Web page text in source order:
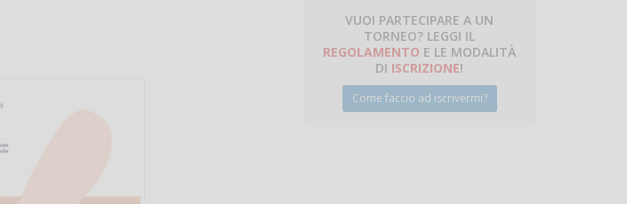
VUOI PARTECIPARE A UN
TORNEO? LEGGI IL
REGOLAMENTO E LE MODALITÀ
DI ISCRIZIONE!
Come faccio ad iscrivermi?